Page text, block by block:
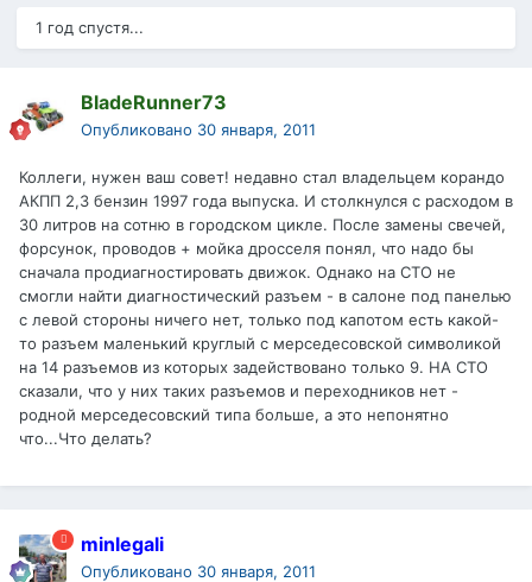
1 год спустя...
BladeRunner73
Опубликовано 30 января, 2011
Коллеги, нужен ваш совет! недавно стал владельцем корандо
АКПП 2,3 бензин 1997 года выпуска. И столкнулся с расходом в
30 литров на сотню в городском цикле. После замены свечей,
форсунок, проводов + мойка дросселя понял, что надо бы
сначала продиагностировать движок. Однако на СТО не
смогли найти диагностический разъем - в салоне под панелью
с левой стороны ничего нет, только под капотом есть какой-
то разъем маленький круглый с мерседесовской символикой
на 14 разъемов из которых задействовано только 9. НА СТО
сказали, что у них таких разъемов и переходников нет -
родной мерседесовский типа больше, а это непонятно
что...Что делать?
minlegali
Опубликовано 30 января, 2011